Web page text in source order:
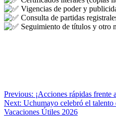
Vigencias de poder y
Consulta de partidas
Seguimiento de títulos y otro
Navegación
de
Previous: ¡Acciones rápidas frente
Next: Uchumayo celebró el talento
Vacaciones Útiles 2026